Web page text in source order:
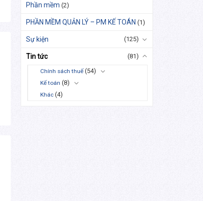
Phần mềm (2)
PHẦN MỀM QUẢN LÝ – PM KẾ TOÁN (1)
Sự kiện (125)
Tin tức (81)
Chính sách thuế(54)
Kế toán (8)
Khác (4)